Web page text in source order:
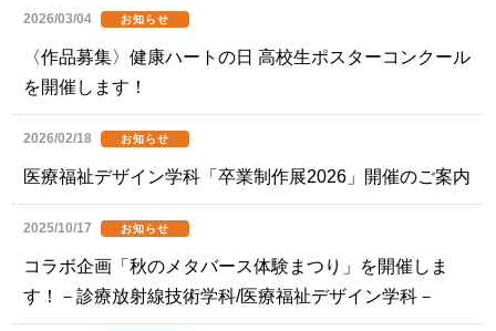
2026/03/04 お知らせ
〈作品募集〉健康ハートの日 高校生ポスターコンクール
を開催します！
2026/02/18 お知らせ
医療福祉デザイン学科「卒業制作展2026」開催のご案内
2025/10/17 お知らせ
コラボ企画「秋のメタバース体験まつり」を開催しま
す！－診療放射線技術学科/医療福祉デザイン学科－